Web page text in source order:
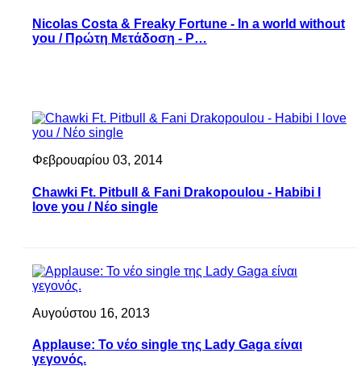
Nicolas Costa & Freaky Fortune - In a world without
you / Πρώτη Μετάδοση - Ρ…
Φεβρουαρίου 03, 2014
Chawki Ft. Pitbull & Fani Drakopoulou - Habibi I
love you / Νέο single
Αυγούστου 16, 2013
Applause: Το νέο single της Lady Gaga είναι
γεγονός.